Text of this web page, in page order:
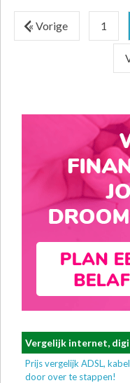
« Vorige 1
Vergelijk internet,
Prijs vergelijk ADSL,
door over te stappen!